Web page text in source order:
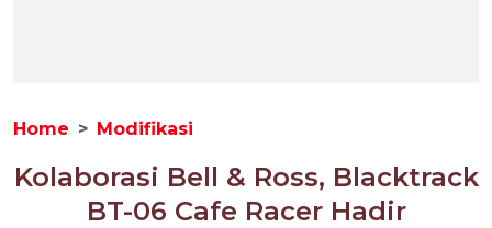
Home Modifikasi
Kolaborasi Bell & Ross, Blacktrack
BT-06 Cafe Racer Hadir